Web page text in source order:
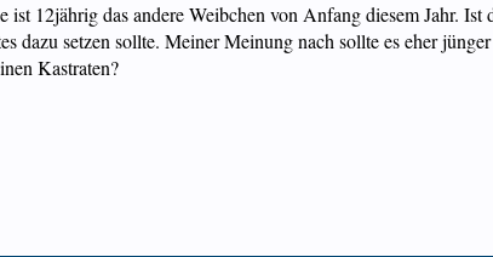
12jährig das andere Weibchen von Anfang diesem Jahr. Ist
dazu setzen sollte. Meiner Meinung nach sollte es eher
Kastraten?